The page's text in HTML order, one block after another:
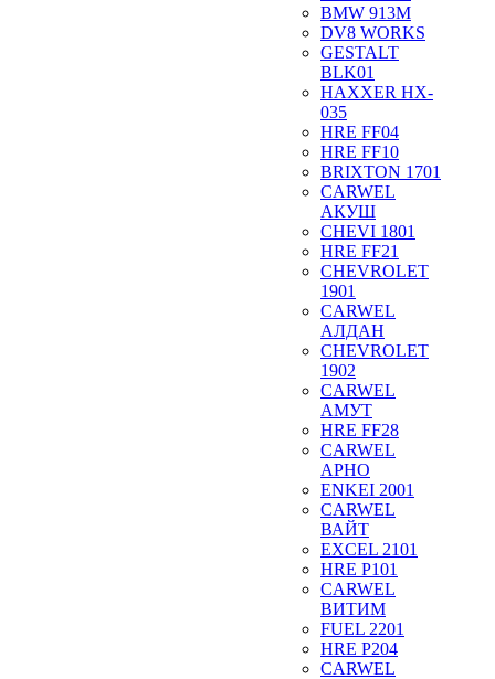
BMW 913M
DV8 WORKS
GESTALT
BLK01
HAXXER HX-
035
HRE FF04
HRE FF10
BRIXTON 1701
CARWEL
АКУШ
CHEVI 1801
HRE FF21
CHEVROLET
1901
CARWEL
АЛДАН
CHEVROLET
1902
CARWEL
АМУТ
HRE FF28
CARWEL
АРНО
ENKEI 2001
CARWEL
ВАЙТ
EXCEL 2101
HRE P101
CARWEL
ВИТИМ
FUEL 2201
HRE P204
CARWEL